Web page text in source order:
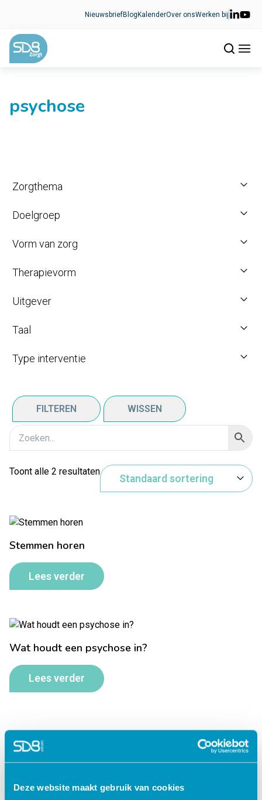
Deze website maakt gebruik van cookies
NieuwsbriefBlog KalenderOver onsWerken bij
psychose
Zorgthema
Doelgroep
Vorm van zorg
Therapievorm
Uitgever
Taal
Type interventie
FILTEREN WISSEN
Toont alle 2 resultaten
Stemmen horen
Lees verder
Wat houdt een psychose in?
Lees verder